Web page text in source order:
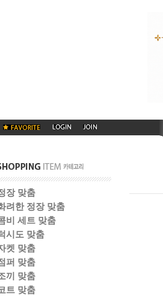
장 맞춤
려한 정장 맞춤
비 세트 맞춤
시도 맞춤
켓 맞춤
퍼 맞춤
끼 맞춤
트 맞춤